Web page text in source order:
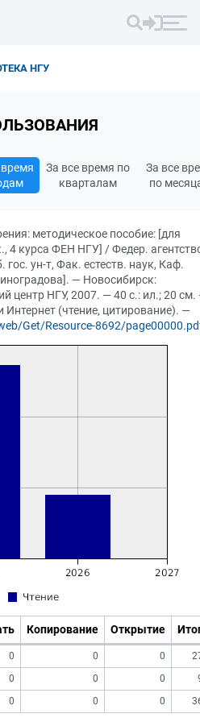
НГУ
За все время по
кварталам
За все
по
методическое пособие: [для
4 курса ФЕН НГУ] / Федер.
ун-т, Фак. естеств. наук, Каф.
— Новосибирск:
центр НГУ, 2007. — 40 с.: ил.; 20 см.
Интернет (чтение, цитирование). —
Get/Resource-8692/
Копирование Открытие
0 0 0
0 0 0
0 0 0